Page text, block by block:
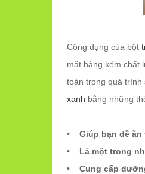
Công dụng của bột
mặt hàng kém chất
toàn trong quá trình
xanh bằng những
• Giúp bạn dễ ăn
• Là một trong
• Cung cấp